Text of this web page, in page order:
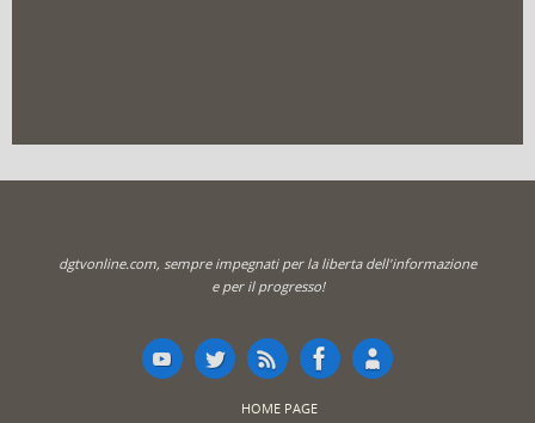
dgtvonline.com, sempre impegnati per la liberta dell'informazione
e per il progresso!
HOME PAGE